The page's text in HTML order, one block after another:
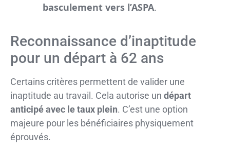
basculement vers l’ASPA.
Reconnaissance d’inaptitude
pour un départ à 62 ans
Certains critères permettent de valider une
inaptitude au travail. Cela autorise un départ
anticipé avec le taux plein. C’est une option
majeure pour les bénéficiaires physiquement
éprouvés.